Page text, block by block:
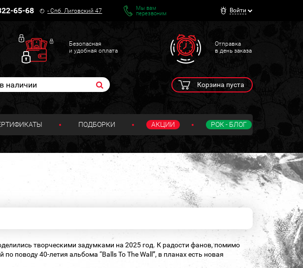
65-68 -Спб. Лиговский 47
Мы вам
перезвоним
Войти
Безопасная
и удобная оплата
Отправка
в день заказа
Корзина пуста
ПОДБОРКИ АКЦИИ РОК - БЛОГ
творческими задумками на 2025 год. К радости фанов, помимо
поводу 40-летия альбома “Balls To The Wall”, в планах есть новая